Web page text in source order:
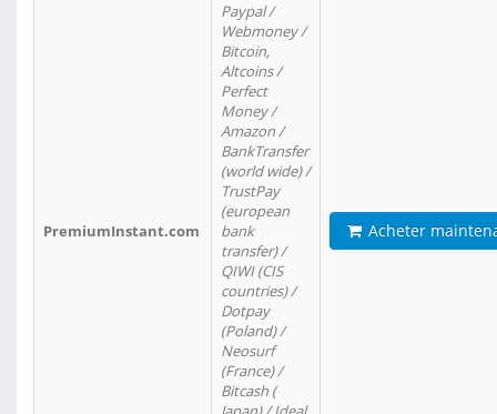
PremiumInstant.com
Paypal /
Webmoney /
Bitcoin,
Altcoins /
Perfect
Money /
Amazon /
BankTransfer
(world wide) /
TrustPay
(european
bank
transfer) /
QIWI (CIS
countries) /
Dotpay
(Poland) /
Neosurf
(France) /
Bitcash (
Acheter